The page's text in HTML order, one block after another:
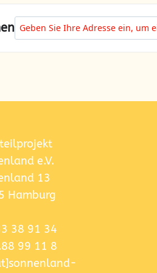
Address - porträtieren *
e.V.
13
Hamburg
38 91 34
99 11 8